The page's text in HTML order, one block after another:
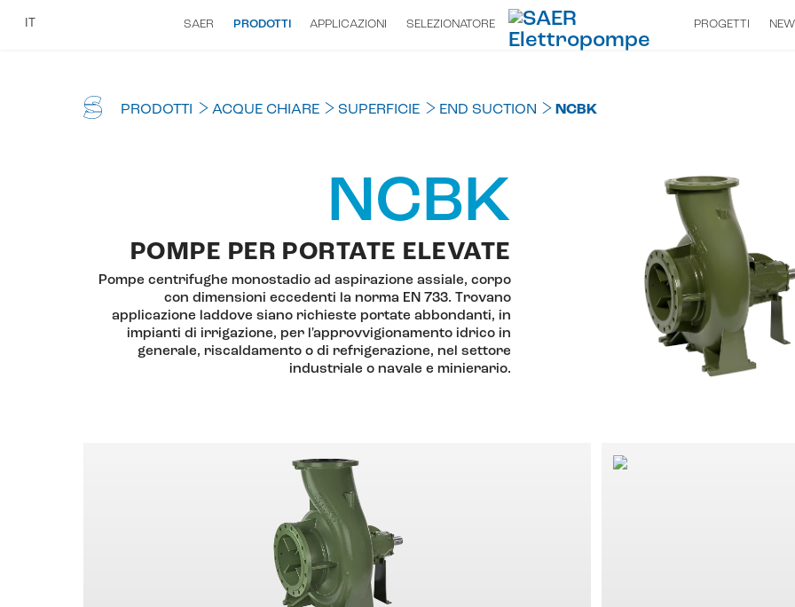
SAER PRODOTTI APPLICAZIONI SELEZIONATORE PROGETTI
PRODOTTI ACQUE CHIARE SUPERFICIE END SUCTION NCBK
NCBK
POMPE PER PORTATE ELEVATE
Pompe centrifughe monostadio ad aspirazione assiale, corpo
con dimensioni eccedenti la norma EN 733. Trovano
applicazione laddove siano richieste portate abbondanti, in
impianti di irrigazione, per l'approvvigionamento idrico in
generale, riscaldamento o di refrigerazione, nel settore
industriale o navale e minierario.